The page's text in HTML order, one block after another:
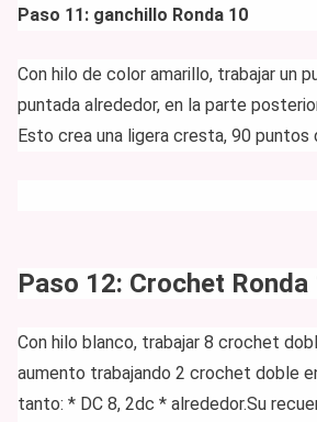
Paso 11: ganchillo Ronda 10
Con hilo de color amarillo, trabajar un
puntada alrededor, en la parte
Esto crea una ligera cresta, 90 puntos
Paso 12: Crochet Ronda
Con hilo blanco, trabajar 8 crochet
aumento trabajando 2 crochet doble
tanto: * DC 8, 2dc * alrededor.Su